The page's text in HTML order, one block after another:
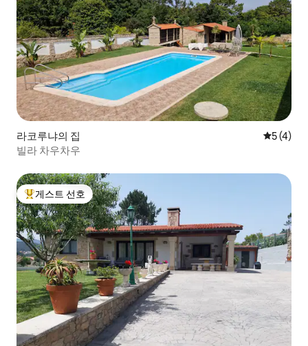
라코루냐의 집 평점 5점
5 (4)
빌라 차우차우
상위 게스트 선호
게스트 선호